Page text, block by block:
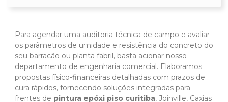
Para agendar uma auditoria técnica de campo e avaliar
os parâmetros de umidade e resistência do concreto do
seu barracão ou planta fabril, basta acionar nosso
departamento de engenharia comercial. Elaboramos
propostas físico-financeiras detalhadas com prazos de
cura rápidos, fornecendo soluções integradas para
frentes de pintura epóxi piso curitiba, Joinville, Caxias